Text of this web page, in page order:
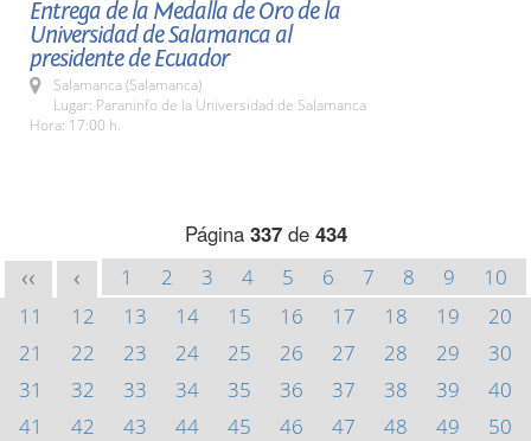
Entrega de la Medalla de Oro de la
Universidad de Salamanca al
presidente de Ecuador
Salamanca (Salamanca)
Lugar: Paraninfo de la Universidad de Salamanca
Hora: 17:00 h.
Página 337de 434
<< < 1 2 3 4 5 6 7 8 9
10
11
12 13 14 15 16 17 18 19
20
21
22 23 24 25 26 27 28 29
30
31
32 33 34 35 36 37 38 39
40
41
42 43 44 45 46 47 48 49
50